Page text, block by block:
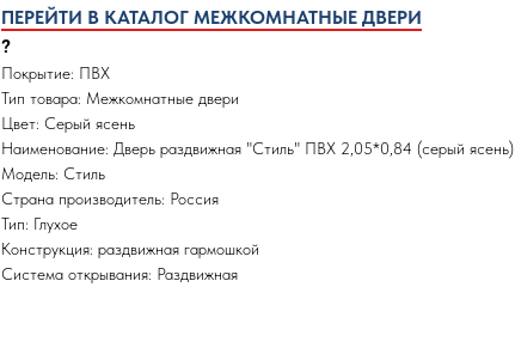
ПЕРЕЙТИ В КАТАЛОГ МЕЖКОМНАТНЫЕ ДВЕРИ
?
Покрытие: ПВХ
Тип товара: Межкомнатные двери
Цвет: Серый ясень
Наименование: Дверь раздвижная "Стиль" ПВХ 2,05*0,84 (серый ясень)
Модель: Стиль
Страна производитель: Россия
Тип: Глухое
Конструкция: раздвижная гармошкой
Система открывания: Раздвижная